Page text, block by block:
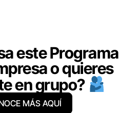
este Programa
o quieres
en grupo?
MÁS AQUÍ